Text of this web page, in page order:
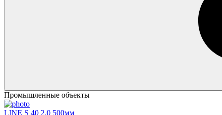
Промышленные объекты
LINE S 40 2.0 500мм